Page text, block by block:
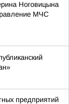
Ноговицына
МЧС
предприятий